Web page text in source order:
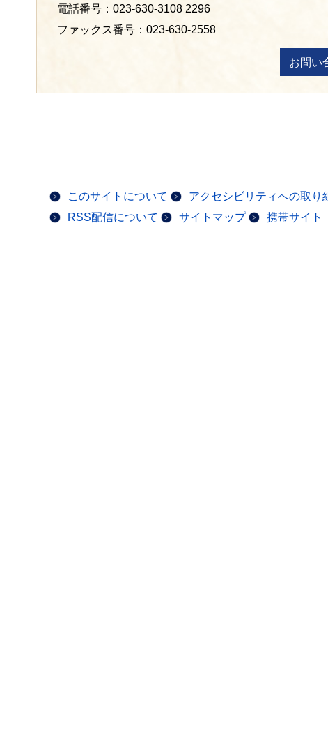
電話番号：023-630-3108 2296
ファックス番号：023-630-2558
このサイトについて
アクセシビリティへの取り
RSS配信について
サイトマップ 携帯サイト